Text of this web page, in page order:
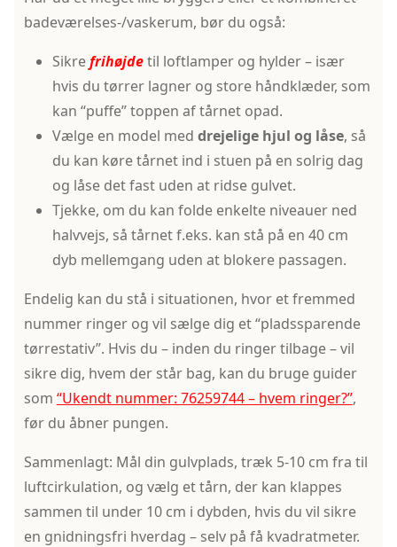
badeværelses-/vaskerum, bør du også:
Sikrefrihøjdetil loftlamper og hylder – især
hvis du tørrer lagner og store håndklæder, som
kan “puffe” toppen af tårnet opad.
Vælge en model med drejelige hjul og låse, så
du kan køre tårnet ind i stuen på en solrig dag
og låse det fast uden at ridse gulvet.
Tjekke, om du kan folde enkelte niveauer ned
halvvejs, så tårnet f.eks. kan stå på en 40 cm
dyb mellemgang uden at blokere passagen.
Endelig kan du stå i situationen, hvor et fremmed
nummer ringer og vil sælge dig et “pladssparende
tørrestativ”. Hvis du – inden du ringer tilbage – vil
sikre dig, hvem der står bag, kan du bruge guider
som “Ukendt nummer: 76259744 – hvem ringer?”,
før du åbner pungen.
Sammenlagt: Mål din gulvplads, træk 5-10 cm fra til
luftcirkulation, og vælg et tårn, der kan klappes
sammen til under 10 cm i dybden, hvis du vil sikre
en gnidningsfri hverdag – selv på få kvadratmeter.